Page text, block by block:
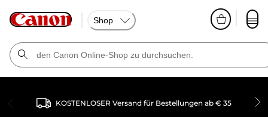
Shop
KOSTENLOSER Versand für Bestellungen ab € 35